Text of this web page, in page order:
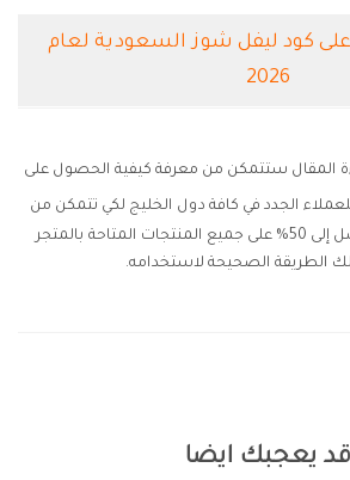
كود ليفل شوز السعودية لعام
2026
المقال ستتمكن من معرفة كيفية الحصول على
الجدد في كافة دول الخليج لكي تتمكن من
الحصول على خصم يصل إلى 50% على جميع المنتجات المتاحة بالمتجر
الطريقة الصحيحة لاستخدامه.
قد يعجبك ايضا